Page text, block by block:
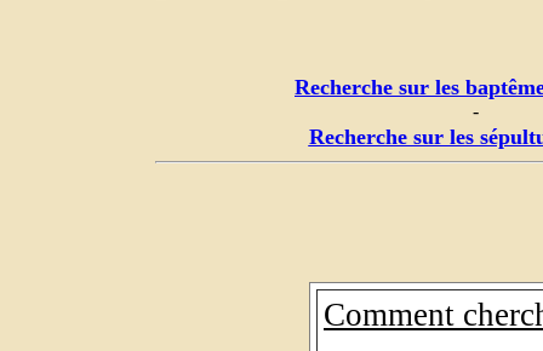
Recherche sur les
-
Recherche sur les
Comment